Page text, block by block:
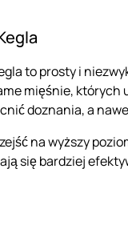
to prosty i
mięśnie,
doznania, a
na wyższy
się bardziej